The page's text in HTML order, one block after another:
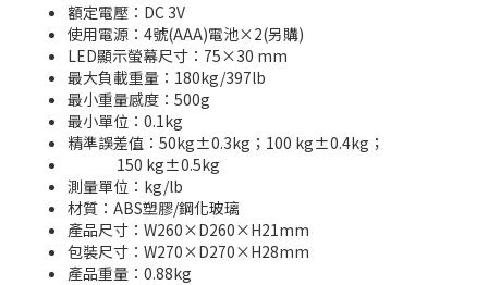
額定電壓：DC 3V
使用電源：4號(AAA)電池×2(另購)
LED顯示螢幕尺寸：75×30 mm
最大負載重量：180kg/397lb
最小重量感度：500g
最小單位：0.1kg
精準誤差值：50kg±0.3kg；100 kg±0.4kg；
150 kg±0.5kg
測量單位：kg/lb
材質：ABS塑膠/鋼化玻璃
產品尺寸：W260×D260×H21mm
包裝尺寸：W270×D270×H28mm
產品重量：0.88kg